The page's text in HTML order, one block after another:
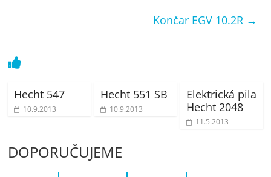
Končar EGV 10.2R →
Hecht 547
10.9.2013
Hecht 551 SB
10.9.2013
Elektrická pila
Hecht 2048
11.5.2013
DOPORUČUJEME